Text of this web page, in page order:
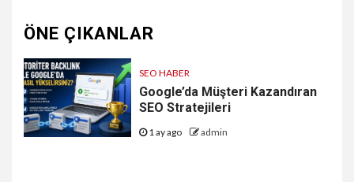
ÖNE ÇIKANLAR
SEO HABER
Google’da Müşteri Kazandıran
SEO Stratejileri
1 ay ago admin